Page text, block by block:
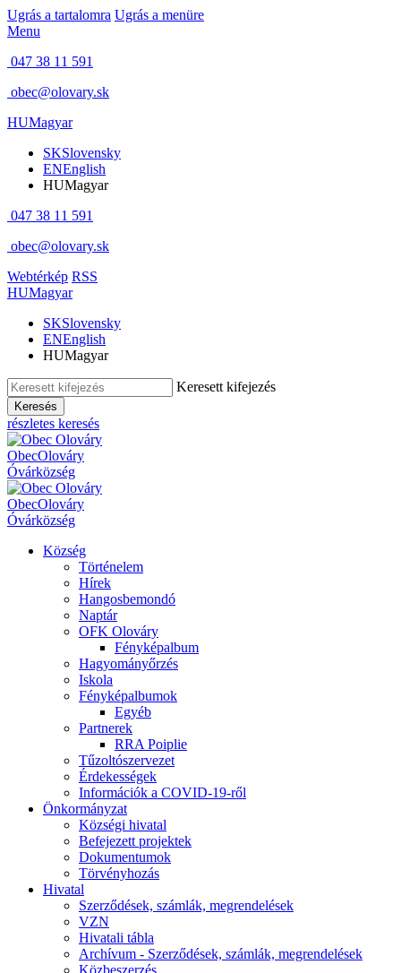
Ugrás a tartalomra Ugrás a menüre
Menu
047 38 11 591
obec@olovary.sk
HUMagyar
SKSlovensky
ENEnglish
HUMagyar
047 38 11 591
obec@olovary.sk
Webtérkép RSS
HUMagyar
SKSlovensky
ENEnglish
HUMagyar
Keresett kifejezés
Keresés
részletes keresés
ObecOlováry
Óvárközség
ObecOlováry
Óvárközség
Község
Történelem
Hírek
Hangosbemondó
Naptár
OFK Olováry
Fényképalbum
Hagyományőrzés
Iskola
Fényképalbumok
Egyéb
Partnerek
RRA Poiplie
Tűzoltószervezet
Érdekességek
Információk a COVID-19-ről
Önkormányzat
Községi hivatal
Befejezett projektek
Dokumentumok
Törvényhozás
Hivatal
Szerződések, számlák, megrendelések
VZN
Hivatali tábla
Archívum - Szerződések, számlák, megrendelések
Közbeszerzés